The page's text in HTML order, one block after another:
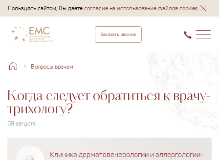
Пользуясь сайтом, Вы даетесогласие на использование файлов cookies
Заказать звонок
Вопросы врачам
Когда следует обратиться к врачу-
трихологу?
09 августа
Клиника дерматовенерологии и аллергологии-